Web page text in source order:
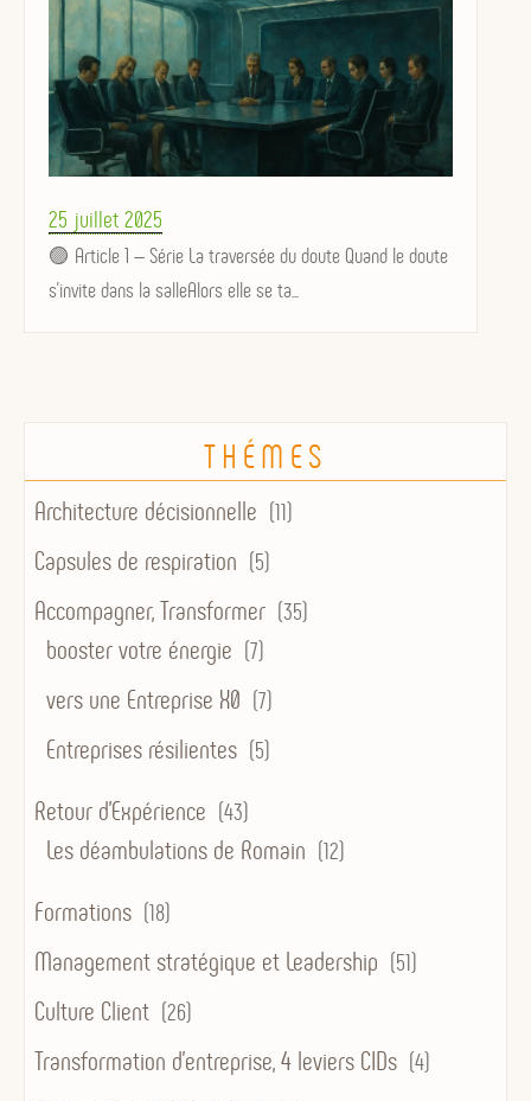
Posted
on
25 juillet 2025
🟣 Article 1 — Série La traversée du doute Quand le doute
s’invite dans la salleAlors elle se ta...
THÉMES
Architecture décisionnelle (11)
Capsules de respiration (5)
Accompagner, Transformer (35)
booster votre énergie (7)
vers une Entreprise X0 (7)
Entreprises résilientes (5)
Retour d'Expérience (43)
Les déambulations de Romain (12)
Formations (18)
Management stratégique et Leadership (51)
Culture Client (26)
Transformation d’entreprise, 4 leviers CIDs (4)